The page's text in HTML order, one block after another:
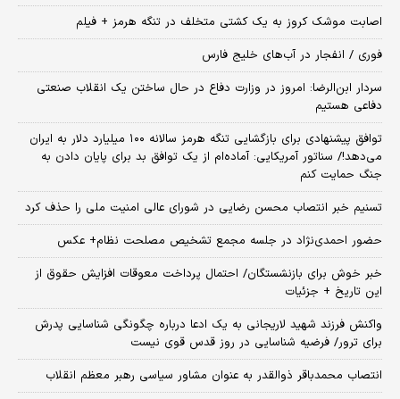
اصابت موشک کروز به یک کشتی متخلف در تنگه هرمز + فیلم
فوری / انفجار در آب‌های خلیج فارس
سردار ابن‌الرضا: امروز در وزارت دفاع در حال ساختن یک انقلاب صنعتی
دفاعی هستیم
توافق پیشنهادی برای بازگشایی تنگه هرمز سالانه ۱۰۰ میلیارد دلار به ایران
می‌دهد!/ سناتور آمریکایی: آماده‌ام از یک توافق بد برای پایان دادن به
جنگ حمایت کنم
تسنیم خبر انتصاب محسن رضایی در شورای عالی امنیت ملی را حذف کرد
حضور احمدی‌نژاد در جلسه مجمع تشخیص مصلحت نظام+ عکس
خبر خوش برای بازنشستگان/ احتمال پرداخت معوقات افزایش حقوق از
این تاریخ + جزئیات
واکنش فرزند شهید لاریجانی به یک ادعا درباره چگونگی شناسایی پدرش
برای ترور/ فرضیه شناسایی در روز قدس قوی نیست
انتصاب محمدباقر ذوالقدر به عنوان مشاور سیاسی رهبر معظم انقلاب